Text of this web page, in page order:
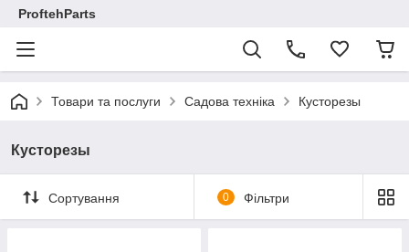
ProftehParts
Товари та послуги Садова техніка Кусторезы
Кусторезы
Сортування 0 Фільтри